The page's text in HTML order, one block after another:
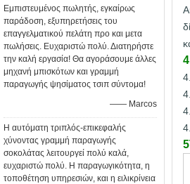
Εμπιστευμένος πωλητής, εγκαίρως
παράδοση, εξυπηρετήσεις του
επαγγελματικού πελάτη προ και μετα
πωλήσεις. Ευχαριστώ πολύ. Διατηρήστε
την καλή εργασία! Θα αγοράσουμε άλλες
μηχανή μπισκότων και γραμμή
παραγωγής ψησίματος τσιπ σύντομα!
—— Marcos
Η αυτόματη τριπλός-επικεφαλής
χύνοντας γραμμή παραγωγής
σοκολάτας λειτουργεί πολύ καλά,
ευχαριστώ πολύ. Η παραγωγικότητα, η
τοποθέτηση υπηρεσιών, και η ειλικρίνεια